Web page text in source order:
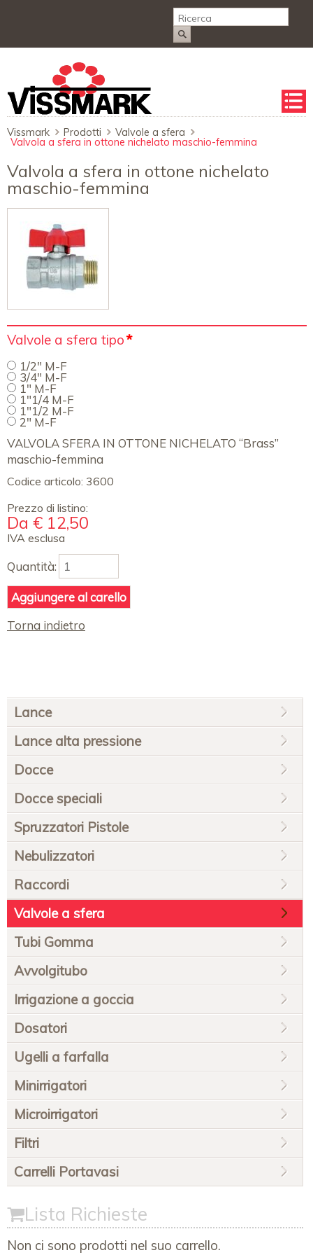
Salta
la
Vissmark Prodotti Valvole a sfera
Valvola a sfera in ottone nichelato maschio-femmina
Valvola a sfera in ottone nichelato
maschio-femmina
Campo
Valvole a sfera tipo*
1/2" M-F
3/4" M-F
1" M-F
1"1/4 M-F
1"1/2 M-F
2" M-F
VALVOLA SFERA IN OTTONE NICHELATO “Brass”
maschio-femmina
Codice articolo: 3600
Prezzo di listino:
Da € 12,50
IVA esclusa
Quantità:
Torna indietro
Salta
la
navigazione
Lance
Lance alta pressione
Docce
Docce speciali
Spruzzatori Pistole
Nebulizzatori
Raccordi
Valvole a sfera
Tubi Gomma
Avvolgitubo
Irrigazione a goccia
Dosatori
Ugelli a farfalla
Minirrigatori
Microirrigatori
Filtri
Carrelli Portavasi
Lista Richieste
Non ci sono prodotti nel suo carrello.